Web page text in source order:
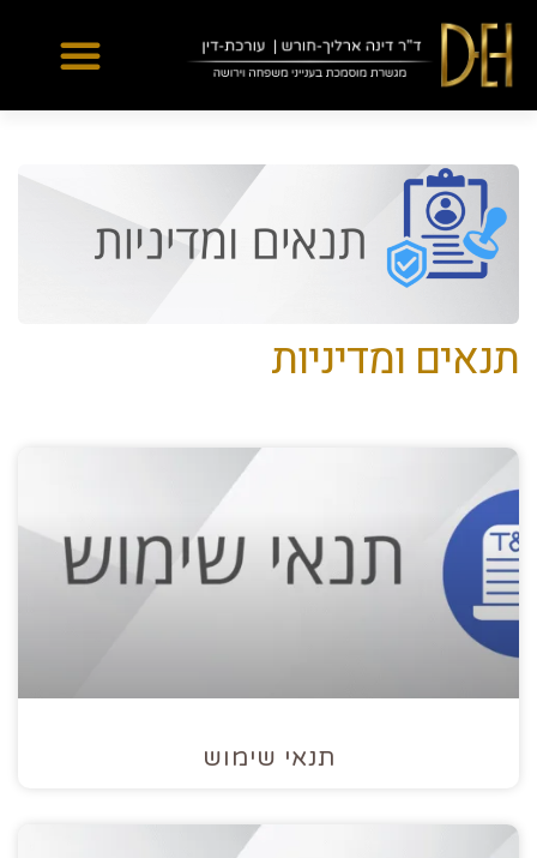
Yes
...
תנאים ומדיניות
תנאי שימוש